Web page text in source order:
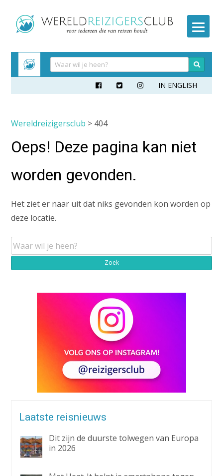
naar
inhoud
   IN ENGLISH
Wereldreizigersclub > 404
Oeps! Deze pagina kan niet
worden gevonden.
Het ziet er naar uit dat niks gevonden kon worden op
deze locatie.
Laatste reisnieuws
Dit zijn de duurste tolwegen van Europa
in 2026